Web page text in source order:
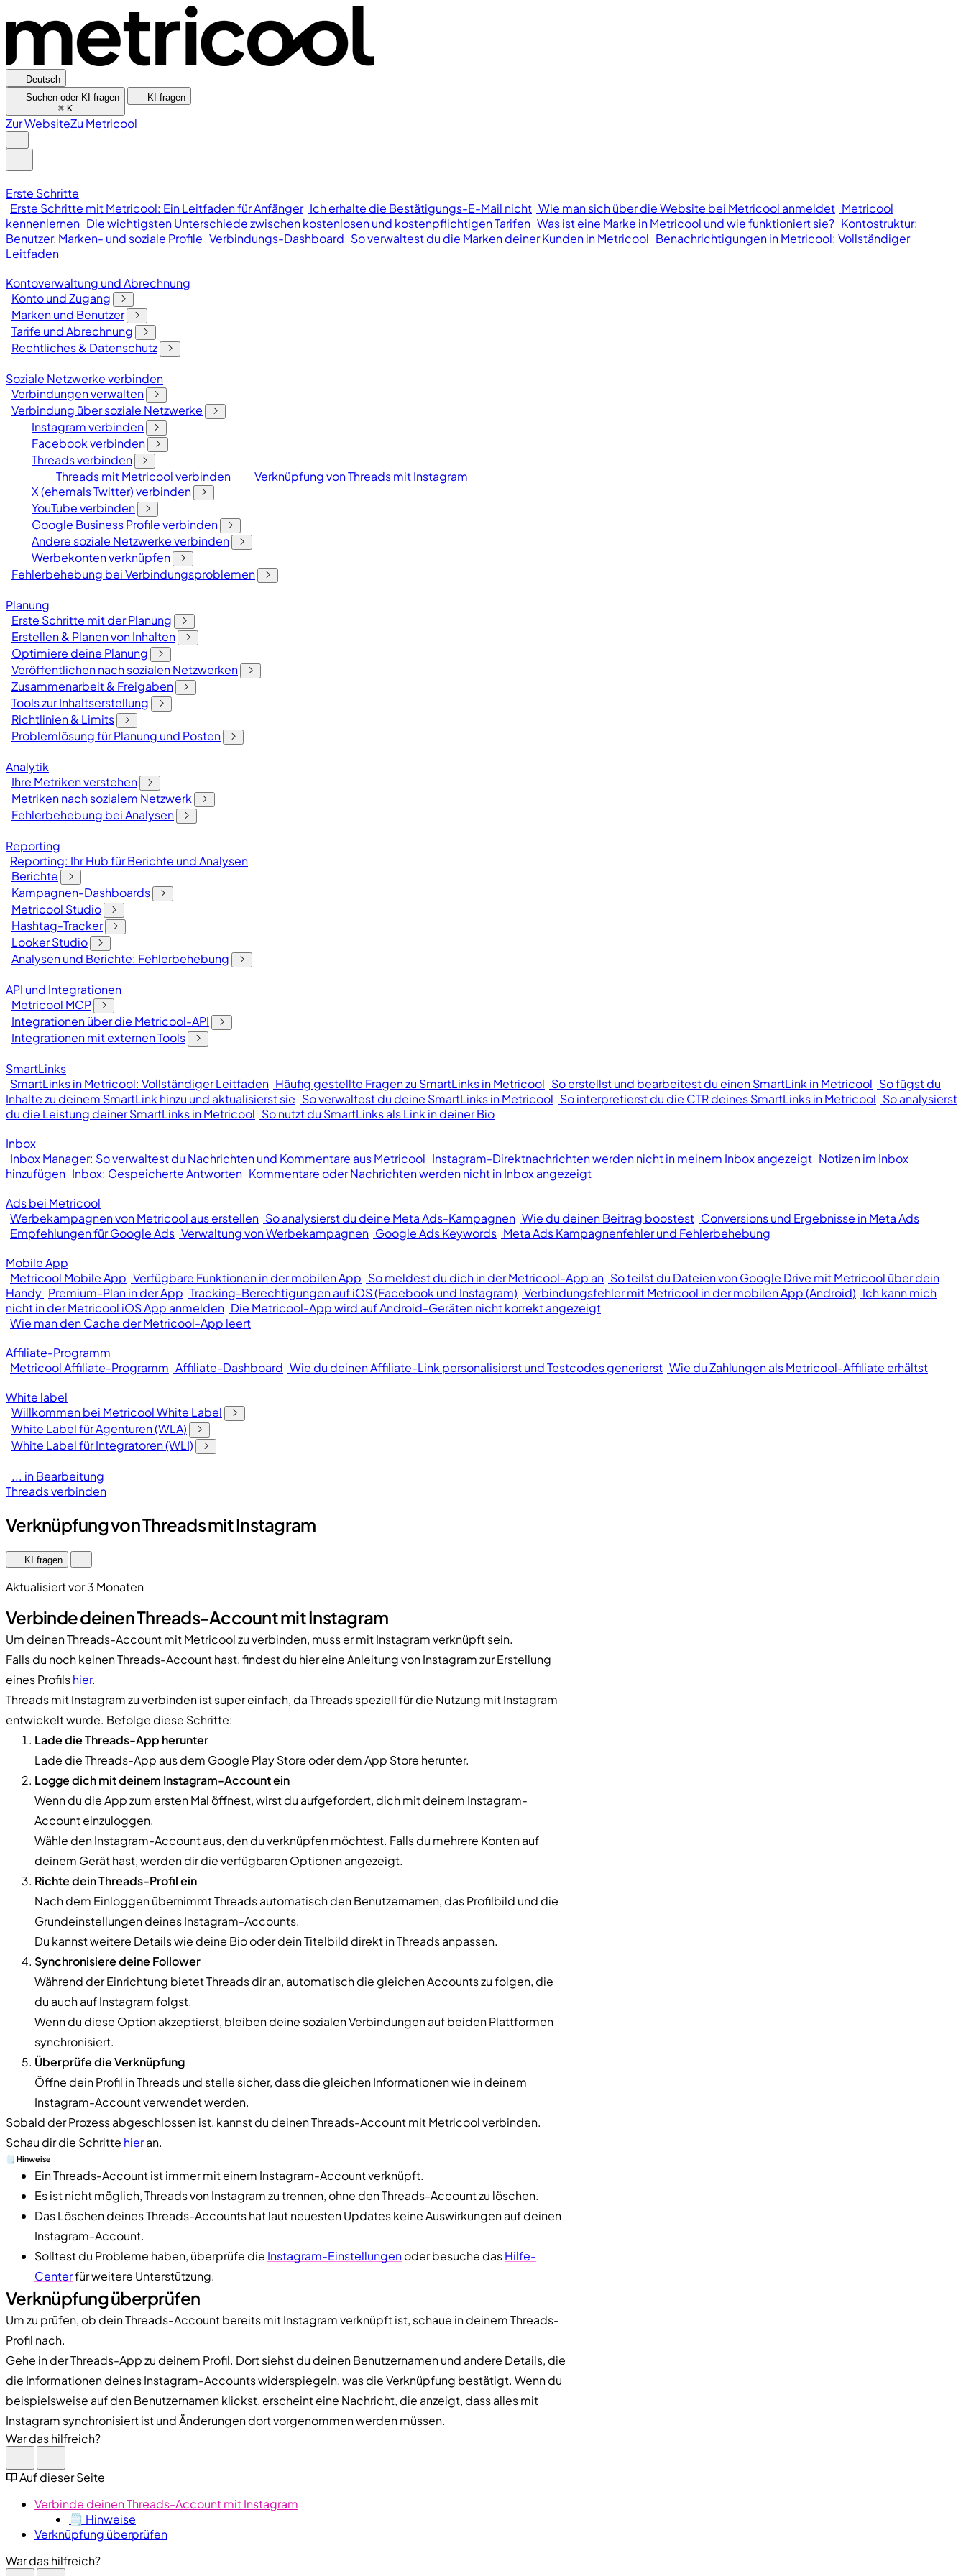
Deutsch
Suchen oder KI fragen
⌘ K
KI fragen
Zur WebsiteZu Metricool
Erste Schritte
Erste Schritte mit Metricool: Ein Leitfaden für Anfänger Ich erhalte die Bestätigungs-E-Mail nicht Wie man sich über die Website bei Metricool anmeldet Metricool
kennenlernen Die wichtigsten Unterschiede zwischen kostenlosen und kostenpflichtigen Tarifen Was ist eine Marke in Metricool und wie funktioniert sie? Kontostruktur:
Benutzer, Marken- und soziale Profile Verbindungs-Dashboard So verwaltest du die Marken deiner Kunden in Metricool Benachrichtigungen in Metricool: Vollständiger
Leitfaden
Kontoverwaltung und Abrechnung
Konto und Zugang
Marken und Benutzer
Tarife und Abrechnung
Rechtliches & Datenschutz
Soziale Netzwerke verbinden
Verbindungen verwalten
Verbindung über soziale Netzwerke
Instagram verbinden
Facebook verbinden
Threads verbinden
Threads mit Metricool verbinden
Verknüpfung von Threads mit Instagram
X (ehemals Twitter) verbinden
YouTube verbinden
Google Business Profile verbinden
Andere soziale Netzwerke verbinden
Werbekonten verknüpfen
Fehlerbehebung bei Verbindungsproblemen
Planung
Erste Schritte mit der Planung
Erstellen & Planen von Inhalten
Optimiere deine Planung
Veröffentlichen nach sozialen Netzwerken
Zusammenarbeit & Freigaben
Tools zur Inhaltserstellung
Richtlinien & Limits
Problemlösung für Planung und Posten
Analytik
Ihre Metriken verstehen
Metriken nach sozialem Netzwerk
Fehlerbehebung bei Analysen
Reporting
Reporting: Ihr Hub für Berichte und Analysen
Berichte
Kampagnen-Dashboards
Metricool Studio
Hashtag-Tracker
Looker Studio
Analysen und Berichte: Fehlerbehebung
API und Integrationen
Metricool MCP
Integrationen über die Metricool-API
Integrationen mit externen Tools
SmartLinks
SmartLinks in Metricool: Vollständiger Leitfaden Häufig gestellte Fragen zu SmartLinks in Metricool So erstellst und bearbeitest du einen SmartLink in Metricool So fügst du
Inhalte zu deinem SmartLink hinzu und aktualisierst sie So verwaltest du deine SmartLinks in Metricool So interpretierst du die CTR deines SmartLinks in Metricool So analysierst
du die Leistung deiner SmartLinks in Metricool So nutzt du SmartLinks als Link in deiner Bio
Inbox
Inbox Manager: So verwaltest du Nachrichten und Kommentare aus Metricool Instagram-Direktnachrichten werden nicht in meinem Inbox angezeigt Notizen im Inbox
hinzufügen Inbox: Gespeicherte Antworten Kommentare oder Nachrichten werden nicht in Inbox angezeigt
Ads bei Metricool
Werbekampagnen von Metricool aus erstellen So analysierst du deine Meta Ads-Kampagnen Wie du deinen Beitrag boostest Conversions und Ergebnisse in Meta Ads
Empfehlungen für Google Ads Verwaltung von Werbekampagnen Google Ads Keywords Meta Ads Kampagnenfehler und Fehlerbehebung
Mobile App
Metricool Mobile App Verfügbare Funktionen in der mobilen App So meldest du dich in der Metricool-App an So teilst du Dateien von Google Drive mit Metricool über dein
Handy Premium-Plan in der App Tracking-Berechtigungen auf iOS (Facebook und Instagram) Verbindungsfehler mit Metricool in der mobilen App (Android) Ich kann mich
nicht in der Metricool iOS App anmelden Die Metricool-App wird auf Android-Geräten nicht korrekt angezeigt
Wie man den Cache der Metricool-App leert
Affiliate-Programm
Metricool Affiliate-Programm Affiliate-Dashboard Wie du deinen Affiliate-Link personalisierst und Testcodes generierst Wie du Zahlungen als Metricool-Affiliate erhältst
White label
Willkommen bei Metricool White Label
White Label für Agenturen (WLA)
White Label für Integratoren (WLI)
... in Bearbeitung
Threads verbinden
Verknüpfung von Threads mit Instagram
KI fragen
Aktualisiert vor 3 Monaten
Verbinde deinen Threads-Account mit Instagram
Um deinen Threads-Account mit Metricool zu verbinden, muss er mit Instagram verknüpft sein.
Falls du noch keinen Threads-Account hast, findest du hier eine Anleitung von Instagram zur Erstellung
eines Profilshier.
Threads mit Instagram zu verbinden ist super einfach, da Threads speziell für die Nutzung mit Instagram
entwickelt wurde. Befolge diese Schritte:
Lade die Threads-App herunter
Lade die Threads-App aus dem Google Play Store oder dem App Store herunter.
Logge dich mit deinem Instagram-Account ein
Wenn du die App zum ersten Mal öffnest, wirst du aufgefordert, dich mit deinem Instagram-
Account einzuloggen.
Wähle den Instagram-Account aus, den du verknüpfen möchtest. Falls du mehrere Konten auf
deinem Gerät hast, werden dir die verfügbaren Optionen angezeigt.
Richte dein Threads-Profil ein
Nach dem Einloggen übernimmt Threads automatisch den Benutzernamen, das Profilbild und die
Grundeinstellungen deines Instagram-Accounts.
Du kannst weitere Details wie deine Bio oder dein Titelbild direkt in Threads anpassen.
Synchronisiere deine Follower
Während der Einrichtung bietet Threads dir an, automatisch die gleichen Accounts zu folgen, die
du auch auf Instagram folgst.
Wenn du diese Option akzeptierst, bleiben deine sozialen Verbindungen auf beiden Plattformen
synchronisiert.
Überprüfe die Verknüpfung
Öffne dein Profil in Threads und stelle sicher, dass die gleichen Informationen wie in deinem
Instagram-Account verwendet werden.
Sobald der Prozess abgeschlossen ist, kannst du deinen Threads-Account mit Metricool verbinden.
Schau dir die Schritte hieran.
🗒️ Hinweise
Ein Threads-Account ist immer mit einem Instagram-Account verknüpft.
Es ist nicht möglich, Threads von Instagram zu trennen, ohne den Threads-Account zu löschen.
Das Löschen deines Threads-Accounts hat laut neuesten Updates keine Auswirkungen auf deinen
Instagram-Account.
Solltest du Probleme haben, überprüfe die Instagram-Einstellungenoder besuche dasHilfe-
Centerfür weitere Unterstützung.
Verknüpfung überprüfen
Um zu prüfen, ob dein Threads-Account bereits mit Instagram verknüpft ist, schaue in deinem Threads-
Profil nach.
Gehe in der Threads-App zu deinem Profil. Dort siehst du deinen Benutzernamen und andere Details, die
die Informationen deines Instagram-Accounts widerspiegeln, was die Verknüpfung bestätigt. Wenn du
beispielsweise auf den Benutzernamen klickst, erscheint eine Nachricht, die anzeigt, dass alles mit
Instagram synchronisiert ist und Änderungen dort vorgenommen werden müssen.
War das hilfreich?
Auf dieser Seite
Verbinde deinen Threads-Account mit Instagram
🗒️ Hinweise
Verknüpfung überprüfen
War das hilfreich?